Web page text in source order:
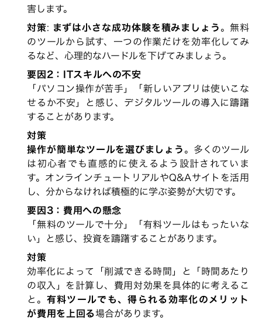
害します。
対策: まずは小さな成功体験を積みましょう。無料
のツールから試す、一つの作業だけを効率化してみ
るなど、心理的なハードルを下げてみましょう。
要因2：ITスキルへの不安
「パソコン操作が苦手」「新しいアプリは使いこな
せるか不安」と感じ、デジタルツールの導入に躊躇
することがあります。
対策
操作が簡単なツールを選びましょう。多くのツール
は初心者でも直感的に使えるよう設計されていま
す。オンラインチュートリアルやQ&Aサイトを活用
し、分からなければ積極的に学ぶ姿勢が大切です。
要因3：費用への懸念
「無料のツールで十分」「有料ツールはもったいな
い」と感じ、投資を躊躇することがあります。
対策
効率化によって「削減できる時間」と「時間あたり
の収入」を計算し、費用対効果を具体的に考えるこ
と。 有料ツールでも、得られる効率化のメリット
が費用を上回る場合があります。